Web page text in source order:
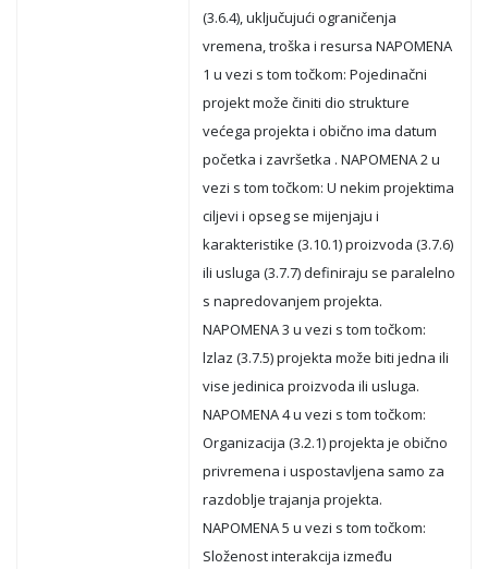
(3.6.4), uključujući ograničenja
vremena, troška i resursa NAPOMENA
1 u vezi s tom točkom: Pojedinačni
projekt može činiti dio strukture
većega projekta i obično ima datum
početka i završetka . NAPOMENA 2 u
vezi s tom točkom: U nekim projektima
ciljevi i opseg se mijenjaju i
karakteristike (3.10.1) proizvoda (3.7.6)
ili usluga (3.7.7) definiraju se paralelno
s napredovanjem projekta.
NAPOMENA 3 u vezi s tom točkom:
lzlaz (3.7.5) projekta može biti jedna ili
vise jedinica proizvoda ili usluga.
NAPOMENA 4 u vezi s tom točkom:
Organizacija (3.2.1) projekta je obično
privremena i uspostavljena samo za
razdoblje trajanja projekta.
NAPOMENA 5 u vezi s tom točkom:
Složenost interakcija između